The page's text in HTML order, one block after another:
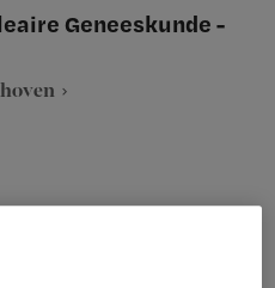
Geneeskunde -